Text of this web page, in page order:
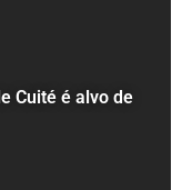
Cuité é alvo de